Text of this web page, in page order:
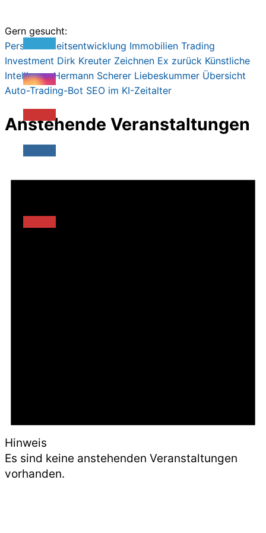
Gern gesucht:
Persönlichkeitsentwicklung Immobilien Trading
Investment Dirk Kreuter Zeichnen Ex zurück Künstliche
Intelligenz Hermann Scherer Liebeskummer Übersicht
Auto-Trading-Bot SEO im KI-Zeitalter
Anstehende Veranstaltungen
Hinweis
Es sind keine anstehenden Veranstaltungen
vorhanden.